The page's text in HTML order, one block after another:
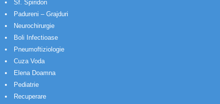
Sf. Spiridon
Padureni – Grajduri
Neurochirurgie
Boli Infectioase
Pneumoftiziologie
Cuza Voda
Elena Doamna
Pediatrie
Recuperare